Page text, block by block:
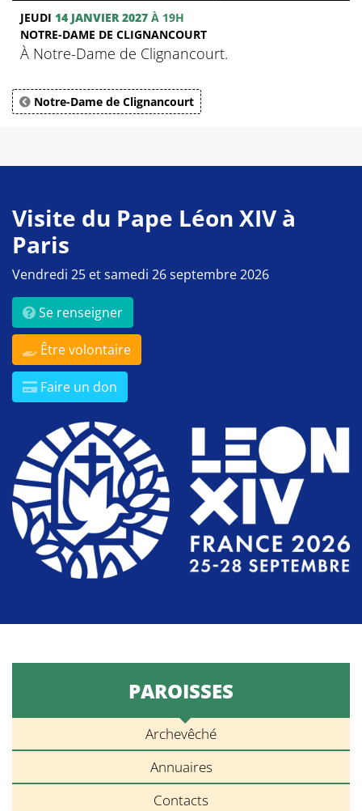
JEUDI 14 JANVIER 2027 À 19H
NOTRE-DAME DE CLIGNANCOURT
À Notre-Dame de Clignancourt.
Notre-Dame de Clignancourt
Visite du Pape Léon XIV à
Paris
Vendredi 25 et samedi 26 septembre 2026
Se renseigner
Être volontaire
Faire un don
PAROISSES
Archevêché
Annuaires
Contacts